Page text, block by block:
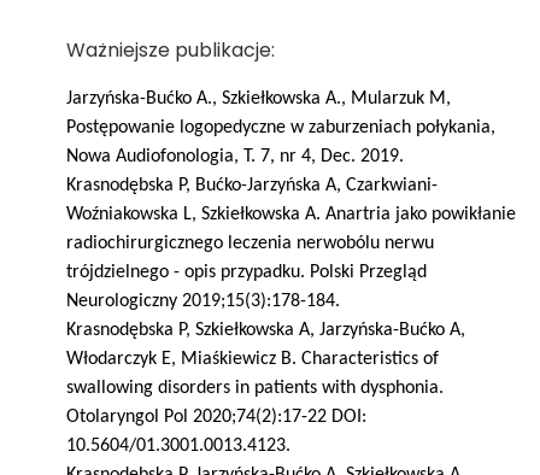
Ważniejsze publikacje:
Jarzyńska-Bućko A., Szkiełkowska A., Mularzuk M,
Postępowanie logopedyczne w zaburzeniach połykania,
Nowa Audiofonologia, T. 7, nr 4, Dec. 2019.
Krasnodębska P, Bućko-Jarzyńska A, Czarkwiani-
Woźniakowska L, Szkiełkowska A. Anartria jako powikłanie
radiochirurgicznego leczenia nerwobólu nerwu
trójdzielnego - opis przypadku. Polski Przegląd
Neurologiczny 2019;15(3):178-184.
Krasnodębska P, Szkiełkowska A, Jarzyńska-Bućko A,
Włodarczyk E, Miaśkiewicz B. Characteristics of
swallowing disorders in patients with dysphonia.
Otolaryngol Pol 2020;74(2):17-22 DOI:
10.5604/01.3001.0013.4123.